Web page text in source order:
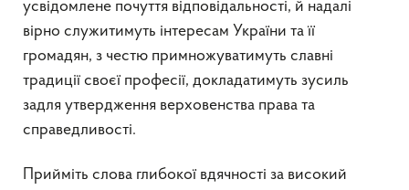
усвідомлене почуття відповідальності, й надалі
вірно служитимуть інтересам України та її
громадян, з честю примножуватимуть славні
традиції своєї професії, докладатимуть зусиль
задля утвердження верховенства права та
справедливості.
Прийміть слова глибокої вдячності за високий